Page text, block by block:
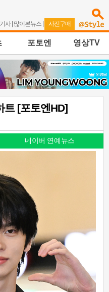
사| 많이본뉴스 | 사진구매
포토엔 영상TV
트 [포토엔HD]
네이버 연예뉴스